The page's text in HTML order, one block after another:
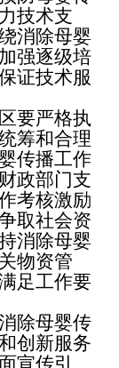
技术支
消除母婴
强逐级培
证技术服
要严格执
筹和合理
传播工作
政部门支
考核激励
取社会资
消除母婴
物资管
足工作要
除母婴传
创新服务
宣传引